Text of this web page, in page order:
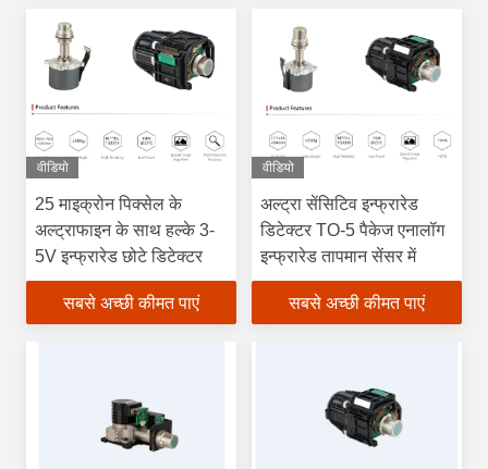
वीडियो
25 माइक्रोन पिक्सेल के
अल्ट्राफाइन के साथ हल्के 3-
5V इन्फ्रारेड छोटे डिटेक्टर
सबसे अच्छी कीमत पाएं
वीडियो
अल्ट्रा सेंसिटिव इन्फ्रारेड
डिटेक्टर TO-5 पैकेज एनालॉग
इन्फ्रारेड तापमान सेंसर में
सबसे अच्छी कीमत पाएं